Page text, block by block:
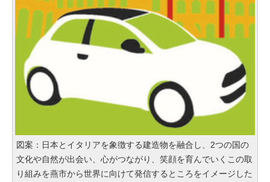
図案：日本とイタリアを象徴する建造物を融合し、2つの国の
文化や自然が出会い、心がつながり、笑顔を育んでいくこの取
り組みを燕市から世界に向けて発信するところをイメージした